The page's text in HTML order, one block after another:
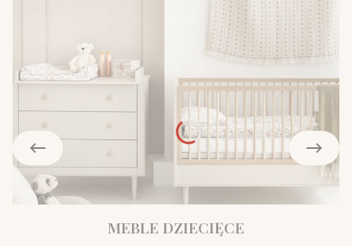
MEBLE DZIECIĘCE